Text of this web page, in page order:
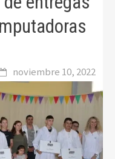
noviembre 10, 2022